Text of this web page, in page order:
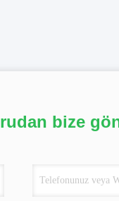
bize